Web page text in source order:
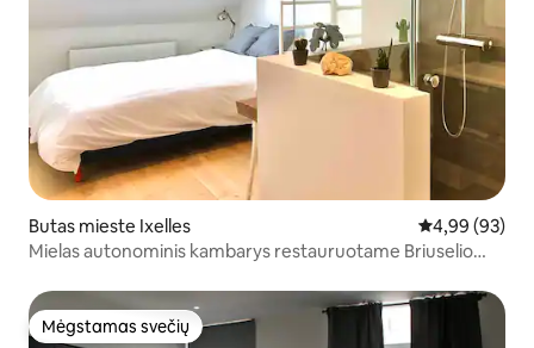
Butas mieste Ixelles Vidutinis
4,99 (93)
Mielas autonominis kambarys restauruotame Briuselio
Mėgstamas svečių
Mėgstamas svečių